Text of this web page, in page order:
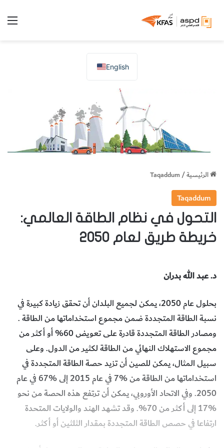
English
الرئيسية/
Taqaddum
Taqaddum
التحول في نظام الطاقة العالمي:
خريطة طريق لعام 2050
د. عبد الله بدران
بحلول عام 2050، يمكن لجميع البلدان أن تحقق زيادة كبيرة في
نسبة الطاقة المتجددة ضمن مجموع استخداماتها من الطاقة .
ومصادر الطاقة المتجددة قادرة على تعويض 60% أو أكثر من
مجموع الاستهلاك النهائي من الطاقة لكثير من الدول. وعلى
سبيل المثال، يمكن للصين أن تزيد حصة الطاقة المتجددة في
استخداماتها من الطاقة من %7 في عام 2015 إلى %67 في عام
2050. وفي الاتحاد الأوروبي، يمكن أن ترتفع هذه الحصة من نحو
%17 إلى أكثر من 70%. وقد تشهد الهند والولايات المتحدة
ارتفاعا في حصص الطاقة المتجددة بمقدار الثلثين أو أكثر.